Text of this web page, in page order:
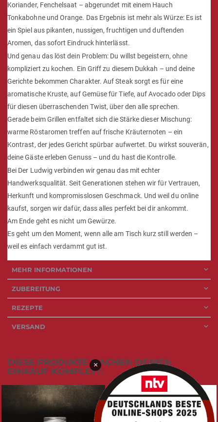
Koriander, Fenchelsaat – abgerundet mit einem Hauch
Tonkabohne und Orange. Das Ergebnis ist mehr als Würze: Es ist
ein Spiel aus pikanten, nussigen, fruchtigen und duftenden
Aromen, das sofort Eindruck hinterlässt.
Und genau das löst dein Problem: Du willst begeistern, ohne
kompliziert zu kochen. Ein Griff zu diesem Dukkah – und deine
Gerichte bekommen Charakter. Auf Steak sorgt es für eine
aromatische Kruste, auf Gemüse für Tiefe, auf Avocado oder Dips
für diesen überraschenden Twist, über den alle sprechen.
Gerade beim Grillen entfaltet sich die Stärke dieser Mischung:
warme Röstaromen treffen auf frische Kräuternoten – ein
Kontrast, der jedes Gericht spürbar aufwertet. Du wirkst souverän,
deine Gäste erleben Genuss – und du hast die Kontrolle.
Bei Der Ludwig verbinden wir genau das mit echter
Handwerksqualität. Seit Generationen stehen wir für Vertrauen,
Herkunft und kompromisslosen Geschmack. Und weil du online
kaufst, sorgen wir dafür, dass alles perfekt bei dir ankommt.
Am Ende geht es nicht um Gewürze.
Es geht um den Moment, wenn alle am Tisch kurz still werden –
weil es einfach verdammt gut ist.
MEHR INFORMATIONEN
ZUBEREITUNG
REZEPTE
VERSAND
DIESE PRODUKTE MACHEN DEINEN
EINKAUF KOMPLETT:
×